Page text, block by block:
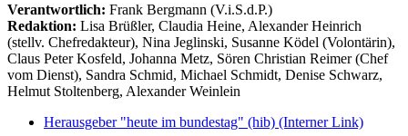
Verantwortlich: Frank Bergmann (V.i.S.d.P.)
Redaktion: Lisa Brüßler, Claudia Heine, Alexander Heinrich
(stellv. Chefredakteur), Nina Jeglinski, Susanne Ködel (Volontärin),
Claus Peter Kosfeld, Johanna Metz, Sören Christian Reimer (Chef
vom Dienst), Sandra Schmid, Michael Schmidt, Denise Schwarz,
Helmut Stoltenberg, Alexander Weinlein
Herausgeber "heute im bundestag" (hib) (Interner Link)